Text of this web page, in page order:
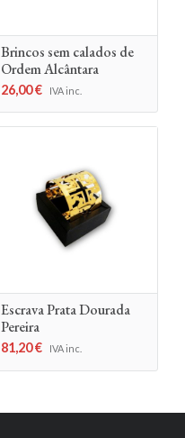
Brincos sem calados de
Ordem Alcântara
26,00€ IVA inc.
Escrava Prata Dourada
Pereira
81,20€ IVA inc.